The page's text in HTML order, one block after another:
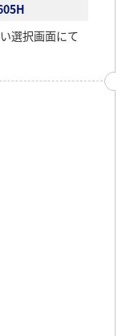
選択画面にて